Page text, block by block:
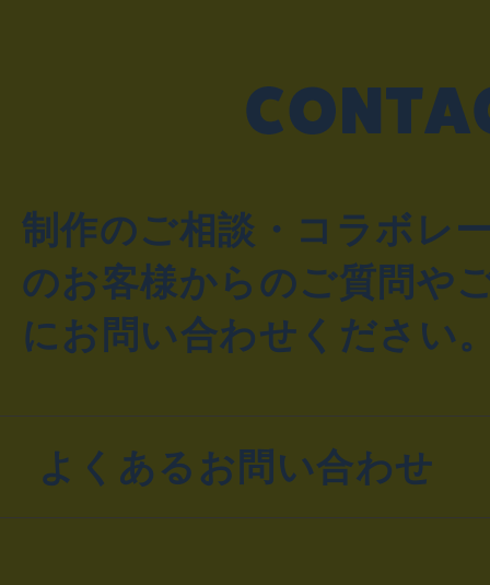
制作のご相談・コラボレ
のお客様からのご質問や
にお問い合わせください
よくあるお問い合わせ